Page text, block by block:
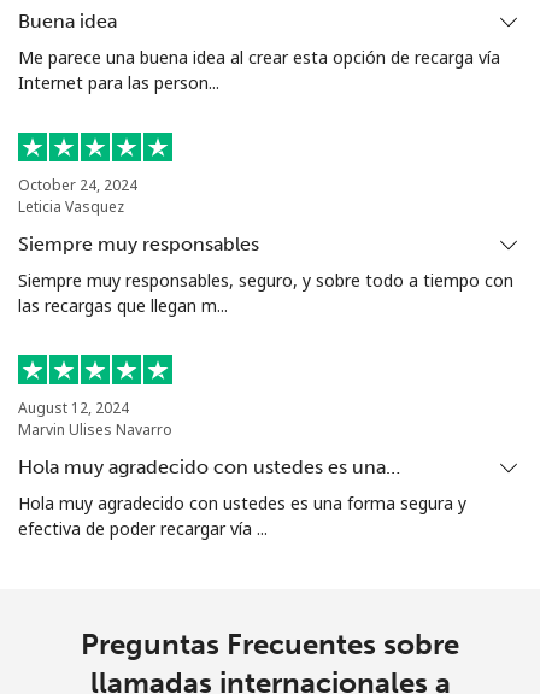
Buena idea
Me parece una buena idea al crear esta opción de recarga vía
Internet para las person...
October 24, 2024
Leticia Vasquez
Siempre muy responsables
Siempre muy responsables, seguro, y sobre todo a tiempo con
las recargas que llegan m...
August 12, 2024
Marvin Ulises Navarro
Hola muy agradecido con ustedes es una…
Hola muy agradecido con ustedes es una forma segura y
efectiva de poder recargar vía ...
Preguntas Frecuentes sobre
llamadas internacionales a